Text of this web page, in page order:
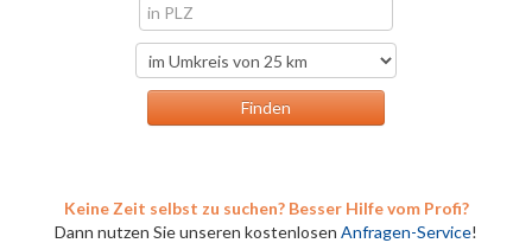
Keine Zeit selbst zu suchen? Besser Hilfe vom Profi?
Dann nutzen Sie unseren kostenlosen Anfragen-Service!